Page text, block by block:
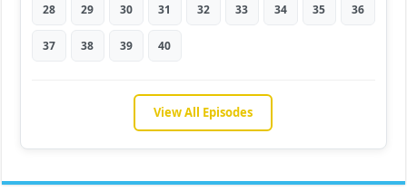
28 29 30 31 32 33 34 35 36
37 38 39 40
View All Episodes